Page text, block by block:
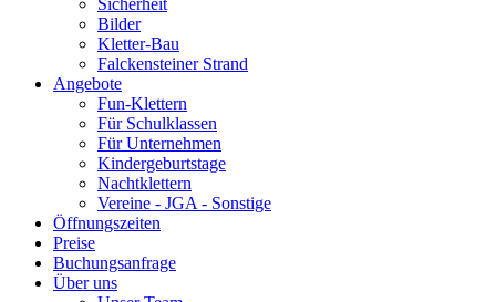
Sicherheit
Bilder
Kletter-Bau
Falckensteiner Strand
Angebote
Fun-Klettern
Für Schulklassen
Für Unternehmen
Kindergeburtstage
Nachtklettern
Vereine - JGA - Sonstige
Öffnungszeiten
Preise
Buchungsanfrage
Über uns